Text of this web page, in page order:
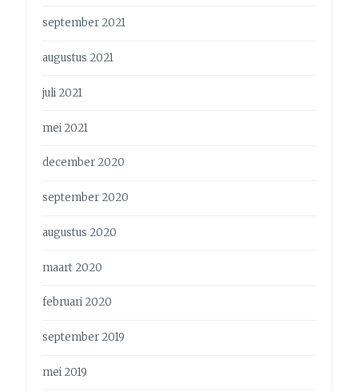
september 2021
augustus 2021
juli 2021
mei 2021
december 2020
september 2020
augustus 2020
maart 2020
februari 2020
september 2019
mei 2019